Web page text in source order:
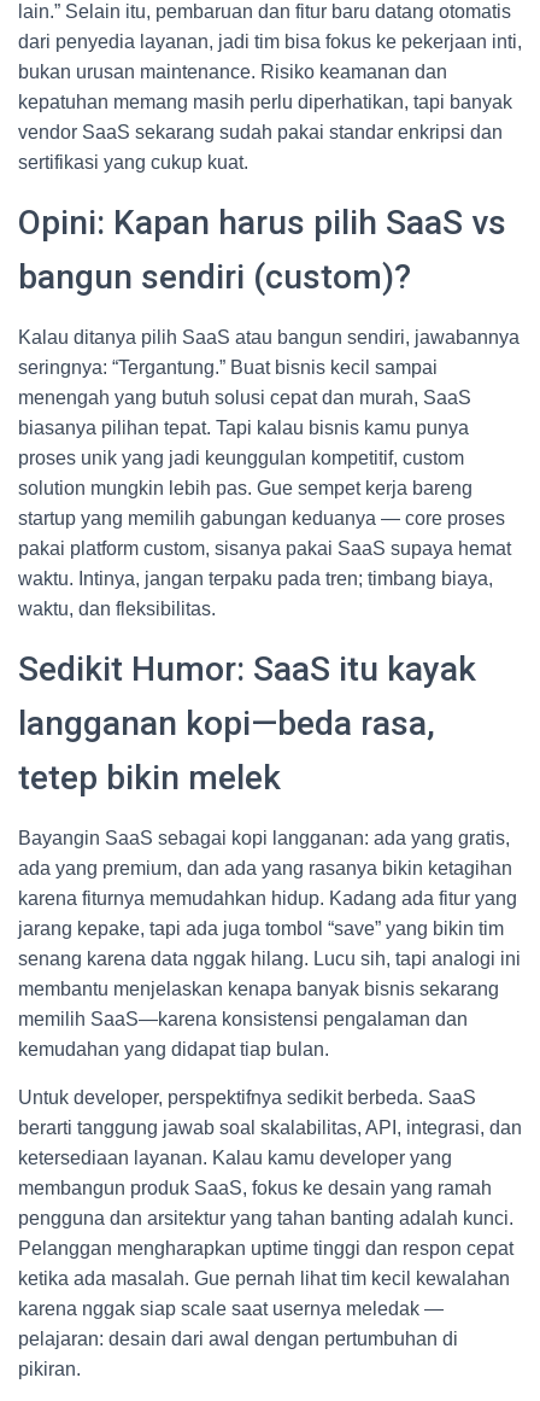
lain.” Selain itu, pembaruan dan fitur baru datang otomatis
dari penyedia layanan, jadi tim bisa fokus ke pekerjaan inti,
bukan urusan maintenance. Risiko keamanan dan
kepatuhan memang masih perlu diperhatikan, tapi banyak
vendor SaaS sekarang sudah pakai standar enkripsi dan
sertifikasi yang cukup kuat.
Opini: Kapan harus pilih SaaS vs
bangun sendiri (custom)?
Kalau ditanya pilih SaaS atau bangun sendiri, jawabannya
seringnya: “Tergantung.” Buat bisnis kecil sampai
menengah yang butuh solusi cepat dan murah, SaaS
biasanya pilihan tepat. Tapi kalau bisnis kamu punya
proses unik yang jadi keunggulan kompetitif, custom
solution mungkin lebih pas. Gue sempet kerja bareng
startup yang memilih gabungan keduanya — core proses
pakai platform custom, sisanya pakai SaaS supaya hemat
waktu. Intinya, jangan terpaku pada tren; timbang biaya,
waktu, dan fleksibilitas.
Sedikit Humor: SaaS itu kayak
langganan kopi—beda rasa,
tetep bikin melek
Bayangin SaaS sebagai kopi langganan: ada yang gratis,
ada yang premium, dan ada yang rasanya bikin ketagihan
karena fiturnya memudahkan hidup. Kadang ada fitur yang
jarang kepake, tapi ada juga tombol “save” yang bikin tim
senang karena data nggak hilang. Lucu sih, tapi analogi ini
membantu menjelaskan kenapa banyak bisnis sekarang
memilih SaaS—karena konsistensi pengalaman dan
kemudahan yang didapat tiap bulan.
Untuk developer, perspektifnya sedikit berbeda. SaaS
berarti tanggung jawab soal skalabilitas, API, integrasi, dan
ketersediaan layanan. Kalau kamu developer yang
membangun produk SaaS, fokus ke desain yang ramah
pengguna dan arsitektur yang tahan banting adalah kunci.
Pelanggan mengharapkan uptime tinggi dan respon cepat
ketika ada masalah. Gue pernah lihat tim kecil kewalahan
karena nggak siap scale saat usernya meledak —
pelajaran: desain dari awal dengan pertumbuhan di
pikiran.